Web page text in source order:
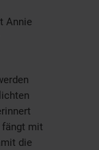
Annie
fängt mit
die